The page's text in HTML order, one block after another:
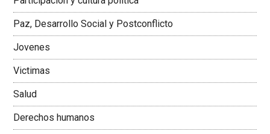
Colombiana
Paz, Desarrollo Social y Postconflicto
Jovenes
Victimas
Salud
Derechos humanos